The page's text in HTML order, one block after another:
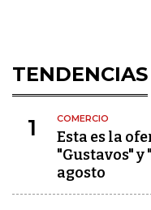
TENDENCIAS
1 COMERCIO
Esta es la
"Gustavos" y
agosto